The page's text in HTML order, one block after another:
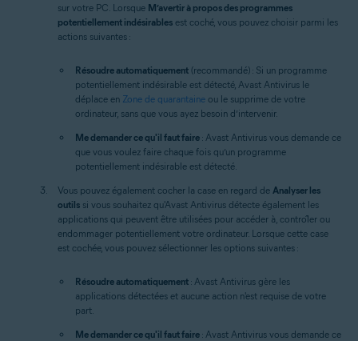
sur votre PC. Lorsque M’avertir à propos des programmes
potentiellement indésirables est coché, vous pouvez choisir parmi les
actions suivantes :
Résoudre automatiquement (recommandé) : Si un programme
potentiellement indésirable est détecté, Avast Antivirus le
déplace en Zone de quarantaine ou le supprime de votre
ordinateur, sans que vous ayez besoin d’intervenir.
Me demander ce qu'il faut faire : Avast Antivirus vous demande ce
que vous voulez faire chaque fois qu’un programme
potentiellement indésirable est détecté.
Vous pouvez également cocher la case en regard de Analyser les
outils si vous souhaitez qu'Avast Antivirus détecte également les
applications qui peuvent être utilisées pour accéder à, contrôler ou
endommager potentiellement votre ordinateur. Lorsque cette case
est cochée, vous pouvez sélectionner les options suivantes :
Résoudre automatiquement : Avast Antivirus gère les
applications détectées et aucune action n'est requise de votre
part.
Me demander ce qu'il faut faire : Avast Antivirus vous demande ce